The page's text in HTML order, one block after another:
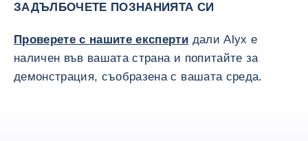
ЗАДЪЛБОЧЕТЕ ПОЗНАНИЯТА СИ
Проверете с нашите експерти дали Alyx е
наличен във вашата страна и попитайте за
демонстрация, съобразена с вашата среда.